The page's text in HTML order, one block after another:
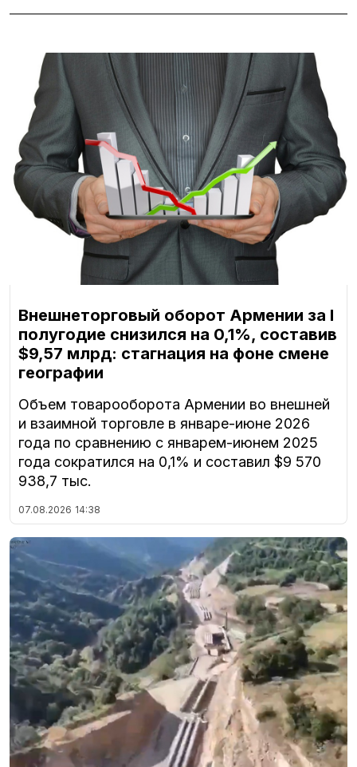
Внешнеторговый оборот Армении за I
полугодие снизился на 0,1%, составив
$9,57 млрд: стагнация на фоне смене
географии
Объем товарооборота Армении во внешней
и взаимной торговле в январе-июне 2026
года по сравнению с январем-июнем 2025
года сократился на 0,1% и составил $9 570
938,7 тыс.
07.08.2026 14:38